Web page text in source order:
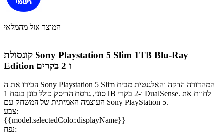
המוצר אזל מהמלאי
קונסולת Sony Playstation 5 Slim 1TB Blu-Ray
Edition ו-2 בקרים
הכירו את ה Sony Playstation 5 Slim המהדורה הדקה והאלגנטית מבית
סוני, גרסת הדיסק כולל כונן בנפח 1TB ו-2 בקרי DualSense. לחוות את
העוצמה האמיתית של המשחק עם Sony PlayStation 5.
צבע:
{{model.selectedColor.displayName}}
נפח: